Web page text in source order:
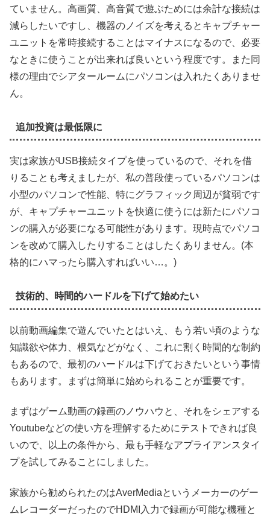
ていません。高画質、高音質で遊ぶためには余計な接続は
減らしたいですし、機器のノイズを考えるとキャプチャー
ユニットを常時接続することはマイナスになるので、必要
なときに使うことが出来れば良いという程度です。また同
様の理由でシアタールームにパソコンは入れたくありませ
ん。
追加投資は最低限に
実は家族がUSB接続タイプを使っているので、それを借
りることも考えましたが、私の普段使っているパソコンは
小型のパソコンで性能、特にグラフィック周辺が貧弱です
が、キャプチャーユニットを快適に使うには新たにパソコ
ンの購入が必要になる可能性があります。現時点でパソコ
ンを改めて購入したりすることはしたくありません。(本
格的にハマったら購入すればいい…。)
技術的、時間的ハードルを下げて始めたい
以前動画編集で遊んでいたとはいえ、もう若い頃のような
知識欲や体力、根気などがなく、これに割く時間的な制約
もあるので、最初のハードルは下げておきたいという事情
もあります。まずは簡単に始められることが重要です。
まずはゲーム動画の録画のノウハウと、それをシェアする
Youtubeなどの使い方を理解するためにテストできれば良
いので、以上の条件から、最も手軽なアプライアンスタイ
プを試してみることにしました。
家族から勧められたのはAverMediaというメーカーのゲー
ムレコーダーだったのでHDMI入力で録画が可能な機種と